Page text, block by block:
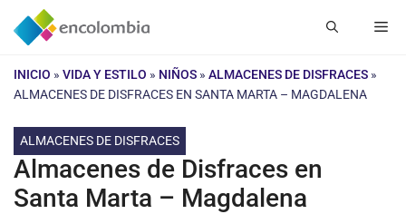
Saltar
INICIO » VIDA Y ESTILO » NIÑOS » ALMACENES DE DISFRACES »
ALMACENES DE DISFRACES EN SANTA MARTA – MAGDALENA
ALMACENES DE DISFRACES
Almacenes de Disfraces en
Santa Marta – Magdalena